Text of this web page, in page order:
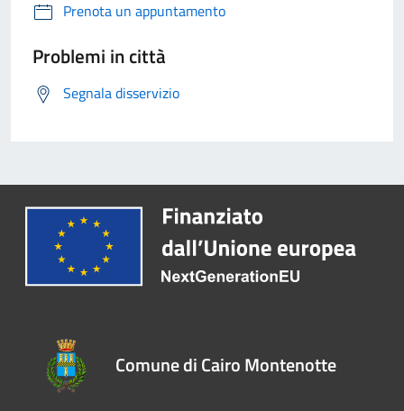
Prenota un appuntamento
Problemi in città
Segnala disservizio
Comune di Cairo Montenotte